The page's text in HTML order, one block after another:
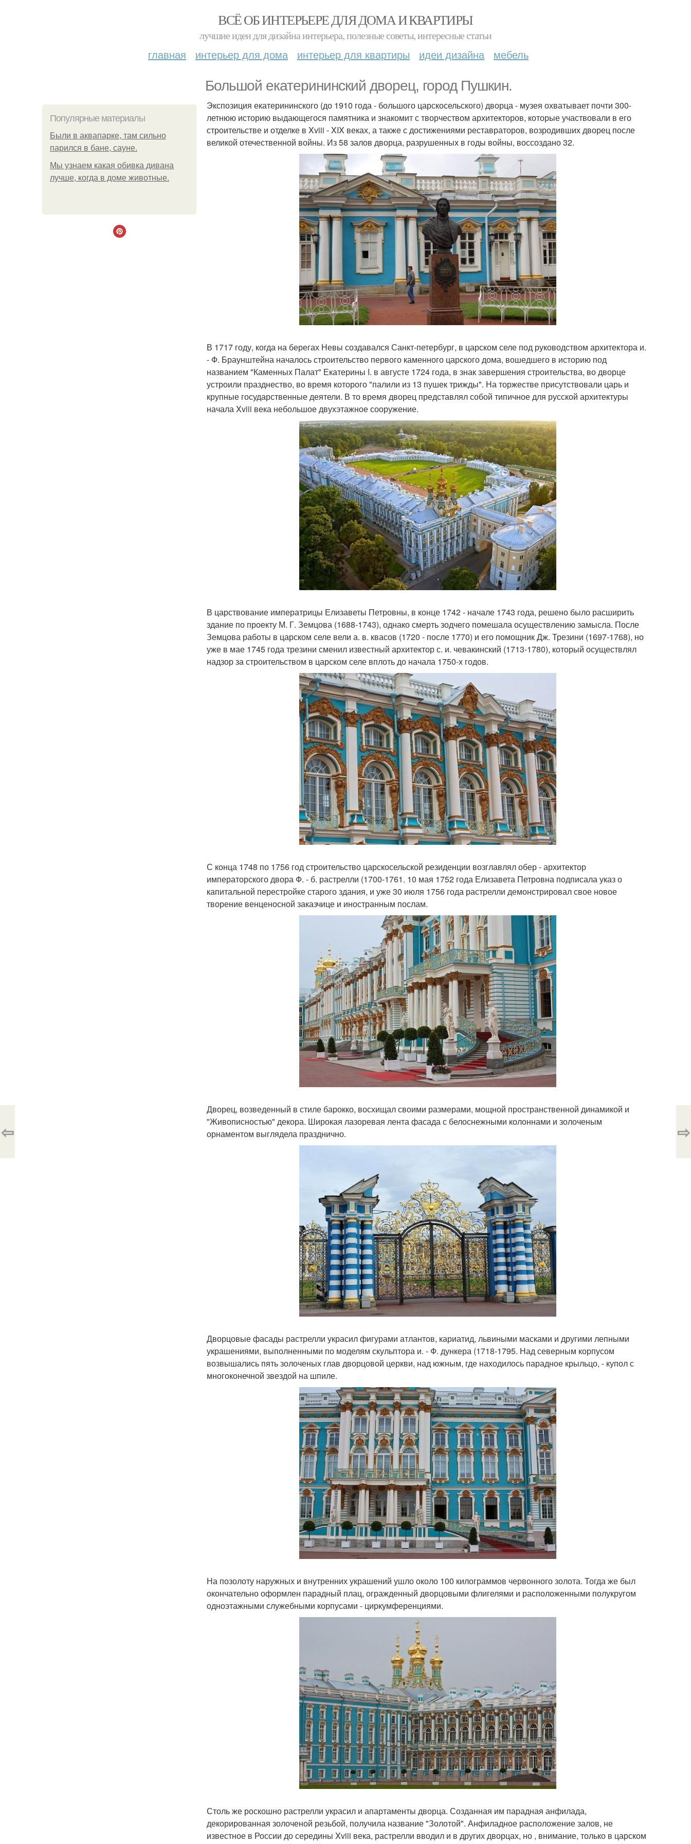
ВСЁ ОБ ИНТЕРЬЕРЕ ДЛЯ ДОМА И КВАРТИРЫ
лучшие идеи для дизайна интерьера, полезные советы, интересные статьи
главная интерьер для дома интерьер для квартиры идеи дизайна мебель
Большой екатерининский дворец, город Пушкин.
Популярные материалы
Были в аквапарке, там сильно
парился в бане, сауне.
Мы узнаем какая обивка дивана
лучше, когда в доме животные.
Экспозиция екатерининского (до 1910 года - большого царскосельского) дворца - музея охватывает почти 300-
летнюю историю выдающегося памятника и знакомит с творчеством архитекторов, которые участвовали в его
строительстве и отделке в Xviii - XIX веках, а также с достижениями реставраторов, возродивших дворец после
великой отечественной войны. Из 58 залов дворца, разрушенных в годы войны, воссоздано 32.
В 1717 году, когда на берегах Невы создавался Санкт-петербург, в царском селе под руководством архитектора и.
- Ф. Браунштейна началось строительство первого каменного царского дома, вошедшего в историю под
названием "Каменных Палат" Екатерины I. в августе 1724 года, в знак завершения строительства, во дворце
устроили празднество, во время которого "палили из 13 пушек трижды". На торжестве присутствовали царь и
крупные государственные деятели. В то время дворец представлял собой типичное для русской архитектуры
начала Xviii века небольшое двухэтажное сооружение.
В царствование императрицы Елизаветы Петровны, в конце 1742 - начале 1743 года, решено было расширить
здание по проекту М. Г. Земцова (1688-1743), однако смерть зодчего помешала осуществлению замысла. После
Земцова работы в царском селе вели а. в. квасов (1720 - после 1770) и его помощник Дж. Трезини (1697-1768), но
уже в мае 1745 года трезини сменил известный архитектор с. и. чевакинский (1713-1780), который осуществлял
надзор за строительством в царском селе вплоть до начала 1750-х годов.
С конца 1748 по 1756 год строительство царскосельской резиденции возглавлял обер - архитектор
императорского двора Ф. - б. растрелли (1700-1761. 10 мая 1752 года Елизавета Петровна подписала указ о
капитальной перестройке старого здания, и уже 30 июля 1756 года растрелли демонстрировал свое новое
творение венценосной заказчице и иностранным послам.
Дворец, возведенный в стиле барокко, восхищал своими размерами, мощной пространственной динамикой и
"Живописностью" декора. Широкая лазоревая лента фасада с белоснежными колоннами и золоченым
орнаментом выглядела празднично.
Дворцовые фасады растрелли украсил фигурами атлантов, кариатид, львиными масками и другими лепными
украшениями, выполненными по моделям скульптора и. - Ф. дункера (1718-1795. Над северным корпусом
возвышались пять золоченых глав дворцовой церкви, над южным, где находилось парадное крыльцо, - купол с
многоконечной звездой на шпиле.
На позолоту наружных и внутренних украшений ушло около 100 килограммов червонного золота. Тогда же был
окончательно оформлен парадный плац, огражденный дворцовыми флигелями и расположенными полукругом
одноэтажными служебными корпусами - циркумференциями.
Столь же роскошно растрелли украсил и апартаменты дворца. Созданная им парадная анфилада,
декорированная золоченой резьбой, получила название "Золотой". Анфиладное расположение залов, не
известное в России до середины Xviii века, растрелли вводил и в других дворцах, но , внимание, только в царском
⇦ ⇨